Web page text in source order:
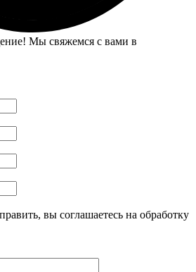
Мы свяжемся с вами в
вы соглашаетесь на обработку